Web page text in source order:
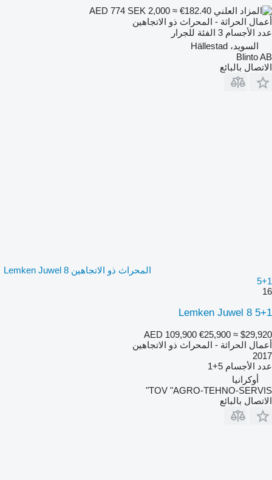
SEK 2,000 ≈ €182.40
أعمال الحراثة - المحراث ذو الاتجاهين
عدد الأجسام 3 الفئة للجرار
السويد، Hällestad
Blinto AB
الاتصال بالبائع
المحراث ذو الاتجاهين Lemken Juwel 8
5+1
16
Lemken Juwel 8 5+1
AED 109,900 €25,900 ≈ $29,920
أعمال الحراثة - المحراث ذو الاتجاهين
2017
عدد الأجسام 5+1
أوكرانيا
TOV "AGRO-TEHNO-SERVIS"
الاتصال بالبائع